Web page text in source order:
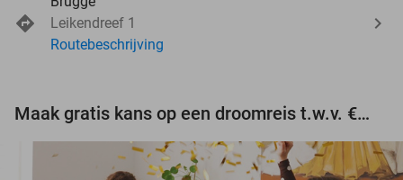
Leikendreef 1
Routebeschrijving
Maak gratis kans op een droomreis t.w.v. €3.000!